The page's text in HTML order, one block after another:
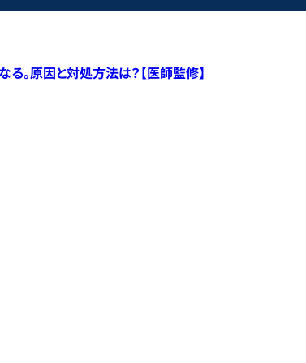
。原因と対処方法は？【医師監修】